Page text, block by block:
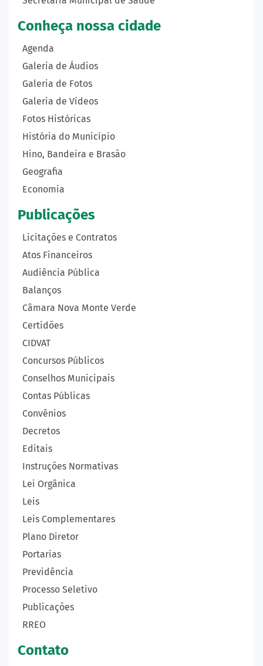
Conheça nossa cidade
Agenda
Galeria de Áudios
Galeria de Fotos
Galeria de Vídeos
Fotos Históricas
História do Município
Hino, Bandeira e Brasão
Geografia
Economia
Publicações
Licitações e Contratos
Atos Financeiros
Audiência Pública
Balanços
Câmara Nova Monte Verde
Certidões
CIDVAT
Concursos Públicos
Conselhos Municipais
Contas Públicas
Convênios
Decretos
Editais
Instruções Normativas
Lei Orgânica
Leis
Leis Complementares
Plano Diretor
Portarias
Previdência
Processo Seletivo
Publicações
RREO
Contato